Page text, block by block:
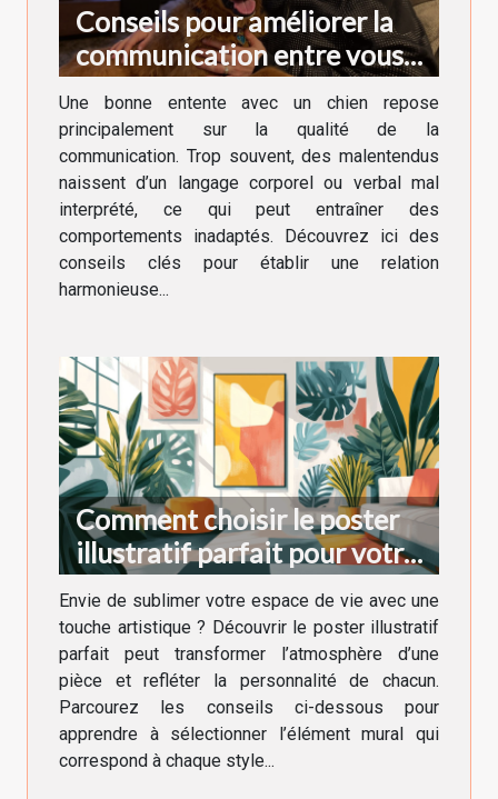
Conseils pour améliorer la
communication entre vous
et votre chien
Une bonne entente avec un chien repose
principalement sur la qualité de la
communication. Trop souvent, des malentendus
naissent d’un langage corporel ou verbal mal
interprété, ce qui peut entraîner des
comportements inadaptés. Découvrez ici des
conseils clés pour établir une relation
harmonieuse...
Comment choisir le poster
illustratif parfait pour votre
décoration intérieure
Envie de sublimer votre espace de vie avec une
touche artistique ? Découvrir le poster illustratif
parfait peut transformer l’atmosphère d’une
pièce et refléter la personnalité de chacun.
Parcourez les conseils ci-dessous pour
apprendre à sélectionner l’élément mural qui
correspond à chaque style...